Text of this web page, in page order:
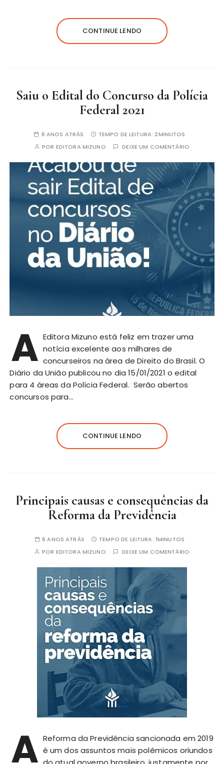
CONTINUE LENDO
Saiu o Edital do Concurso da Polícia
Federal 2021
6 ANOS ATRÁS TEMPO DE LEITURA:2MINUTOS
POR EDITORA MIZUNO DEIXE UM COMENTÁRIO
A Editora Mizuno está feliz em trazer uma
notícia excelente aos milhares de
concurseiros na área de Direito do Brasil. O
Diário da União publicou no dia 15/01/2021 o edital
para 4 áreas da Polícia Federal. Serão abertos
concursos para…
CONTINUE LENDO
Principais causas e consequências da
Reforma da Previdência
6 ANOS ATRÁS TEMPO DE LEITURA: 1MINUTOS
POR EDITORA MIZUNO DEIXE UM COMENTÁRIO
A Reforma da Previdência sancionada em 2019
é um dos assuntos mais polêmicos oriundos